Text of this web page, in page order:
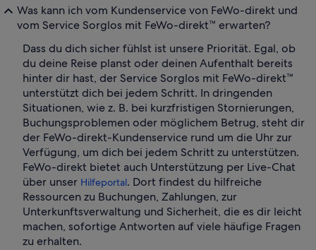
Was kann ich vom Kundenservice von FeWo-direkt und
vom Service Sorglos mit FeWo-direkt™ erwarten?
Dass du dich sicher fühlst ist unsere Priorität. Egal, ob
du deine Reise planst oder deinen Aufenthalt bereits
hinter dir hast, der Service Sorglos mit FeWo-direkt™
unterstützt dich bei jedem Schritt. In dringenden
Situationen, wie z. B. bei kurzfristigen Stornierungen,
Buchungsproblemen oder möglichem Betrug, steht dir
der FeWo-direkt-Kundenservice rund um die Uhr zur
Verfügung, um dich bei jedem Schritt zu unterstützen.
FeWo-direkt bietet auch Unterstützung per Live-Chat
über unser Hilfeportal. Dort findest du hilfreiche
Ressourcen zu Buchungen, Zahlungen, zur
Unterkunftsverwaltung und Sicherheit, die es dir leicht
machen, sofortige Antworten auf viele häufige Fragen
zu erhalten.